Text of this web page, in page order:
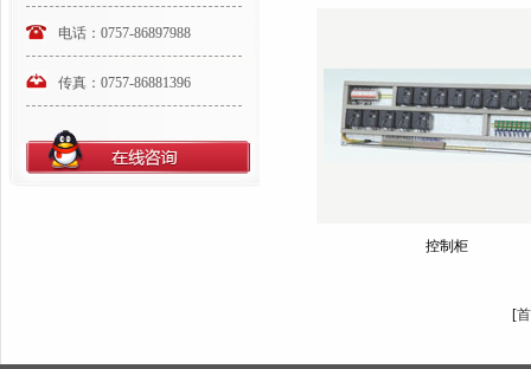
电话：0757-86897988
传真：0757-86881396
控制柜
[